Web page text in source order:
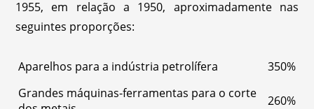
1955, em relação a 1950, aproximadamente nas
seguintes proporções:
Aparelhos para a indústria petrolífera
350%
Grandes máquinas-ferramentas para o corte
260%